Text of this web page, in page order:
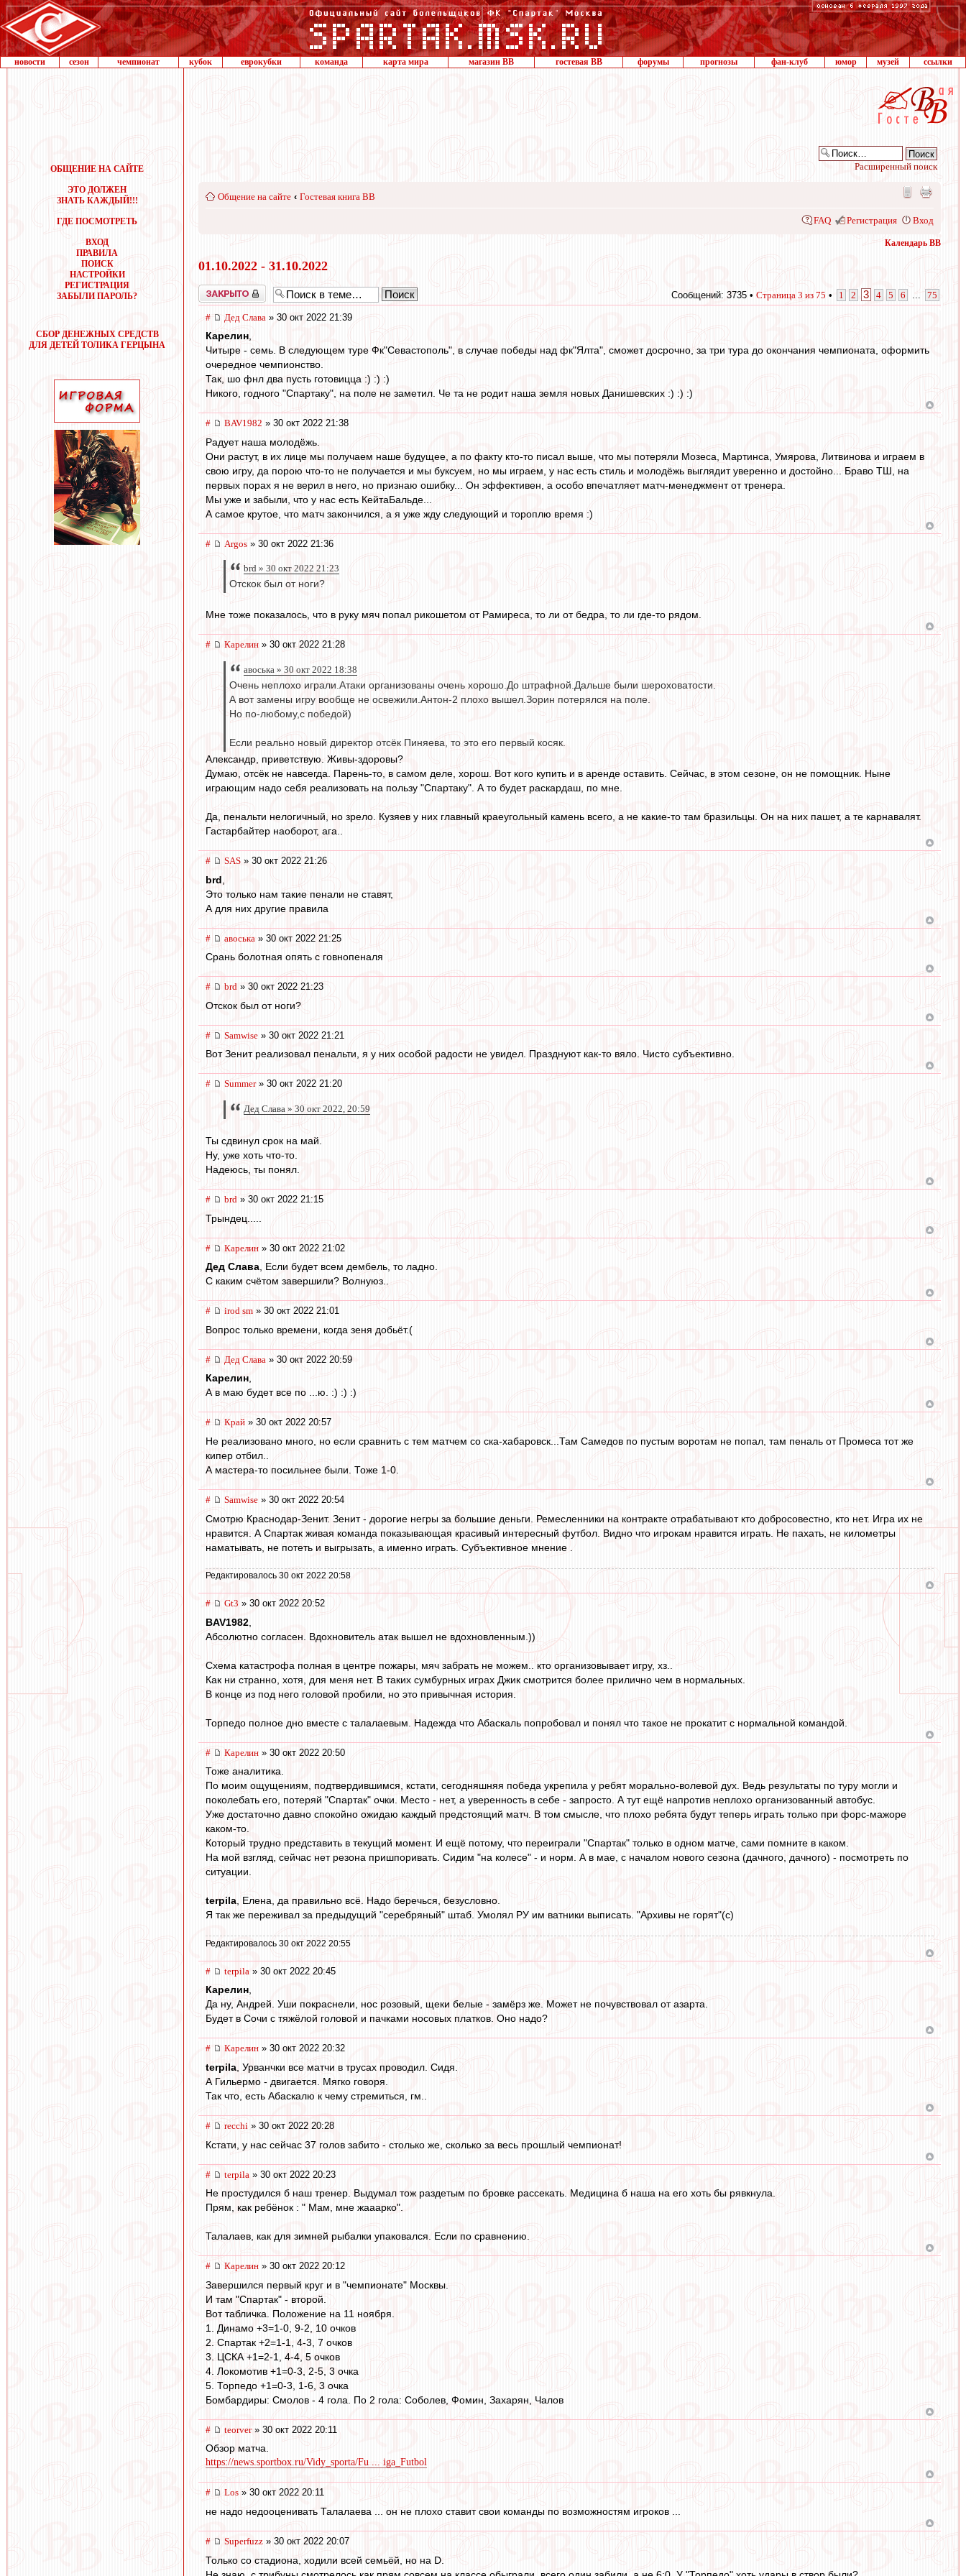
новости сезон чемпионат кубок еврокубки команда карта мира магазин ВВ гостевая ВВ форумы прогнозы фан-клуб юмор музей ссылки
ОБЩЕНИЕ НА САЙТЕ
ЭТО ДОЛЖЕН
ЗНАТЬ КАЖДЫЙ!!!
ГДЕ ПОСМОТРЕТЬ
ВХОД
ПРАВИЛА
ПОИСК
НАСТРОЙКИ
РЕГИСТРАЦИЯ
ЗАБЫЛИ ПАРОЛЬ?
СБОР ДЕНЕЖНЫХ СРЕДСТВ
ДЛЯ ДЕТЕЙ ТОЛИКА ГЕРЦЫНА
Расширенный поиск
Общение на сайте ‹ Гостевая книга ВВ
FAQ Регистрация Вход
Календарь ВВ
01.10.2022 - 31.10.2022
Закрыто Сообщений: 3735 • Страница 3 из 75 • 1 2 3 4 5 6 75
# Дед Слава » 30 окт 2022 21:39
Карелин,
Читыре - семь. В следующем туре Фк"Севастополь", в случае победы над фк"Ялта", сможет досрочно, за три тура до окончания чемпионата, оформить
очередное чемпионство.
Так, шо фнл два пусть готовицца :) :) :)
Никого, годного "Спартаку", на поле не заметил. Че та не родит наша земля новых Данишевских :) :) :)
# BAV1982 » 30 окт 2022 21:38
Радует наша молодёжь.
Они растут, в их лице мы получаем наше будущее, а по факту кто-то писал выше, что мы потеряли Мозеса, Мартинса, Умярова, Литвинова и играем в
свою игру, да порою что-то не получается и мы буксуем, но мы играем, у нас есть стиль и молодёжь выглядит уверенно и достойно... Браво ТШ, на
первых порах я не верил в него, но признаю ошибку... Он эффективен, а особо впечатляет матч-менеджмент от тренера.
Мы уже и забыли, что у нас есть КейтаБальде...
А самое крутое, что матч закончился, а я уже жду следующий и тороплю время :)
# Argos » 30 окт 2022 21:36
brd » 30 окт 2022 21:23
Отскок был от ноги?
Мне тоже показалось, что в руку мяч попал рикошетом от Рамиреса, то ли от бедра, то ли где-то рядом.
# Карелин » 30 окт 2022 21:28
авоська » 30 окт 2022 18:38
Очень неплохо играли.Атаки организованы очень хорошо.До штрафной.Дальше были шероховатости.
А вот замены игру вообще не освежили.Антон-2 плохо вышел.Зорин потерялся на поле.
Но по-любому,c победой)
Если реально новый директор отсёк Пиняева, то это его первый косяк.
Александр, приветствую. Живы-здоровы?
Думаю, отсёк не навсегда. Парень-то, в самом деле, хорош. Вот кого купить и в аренде оставить. Сейчас, в этом сезоне, он не помощник. Ныне
играющим надо себя реализовать на пользу "Спартаку". А то будет раскардаш, по мне.
Да, пенальти нелогичный, но зрело. Кузяев у них главный краеугольный камень всего, а не какие-то там бразильцы. Он на них пашет, а те карнавалят.
Гастарбайтер наоборот, ага..
# SAS » 30 окт 2022 21:26
brd
Это только нам такие пенали не ставят,
А для них другие правила
# авоська » 30 окт 2022 21:25
Срань болотная опять с говнопеналя
# brd » 30 окт 2022 21:23
Отскок был от ноги?
# Samwise » 30 окт 2022 21:21
Вот Зенит реализовал пенальти, я у них особой радости не увидел. Празднуют как-то вяло. Чисто субъективно.
# Summer» 30 окт 2022 21:20
Дед Слава » 30 окт 2022, 20:59
Ты сдвинул срок на май.
Ну, уже хоть что-то.
Надеюсь, ты понял.
# brd » 30 окт 2022 21:15
Трындец.....
# Карелин » 30 окт 2022 21:02
Дед Слава , Если будет всем дембель, то ладно.
С каким счётом завершили? Волнуюз..
# irod sm » 30 окт 2022 21:01
Вопрос только времени, когда зеня добьёт.(
# Дед Слава » 30 окт 2022 20:59
Карелин,
А в маю будет все по ...ю. :) :) :)
# Край » 30 окт 2022 20:57
Не реализовано много, но если сравнить с тем матчем со ска-хабаровск...Там Самедов по пустым воротам не попал, там пеналь от Промеса тот же
кипер отбил..
А мастера-то посильнее были. Тоже 1-0.
# Samwise » 30 окт 2022 20:54
Смотрю Краснодар-Зенит. Зенит - дорогие негры за большие деньги. Ремесленники на контракте отрабатывают кто добросовестно, кто нет. Игра их не
нравится. А Спартак живая команда показывающая красивый интересный футбол. Видно что игрокам нравится играть. Не пахать, не километры
наматывать, не потеть и выгрызать, а именно играть. Субъективное мнение .
Редактировалось 30 окт 2022 20:58
# Gt3 » 30 окт 2022 20:52
BAV1982
Абсолютно согласен. Вдохновитель атак вышел не вдохновленным.))
Схема катастрофа полная в центре пожары, мяч забрать не можем.. кто организовывает игру, хз..
Как ни странно, хотя, для меня нет. В таких сумбурных играх Джик смотрится более прилично чем в нормальных.
В конце из под него головой пробили, но это привычная история.
Торпедо полное дно вместе с талалаевым. Надежда что Абаскаль попробовал и понял что такое не прокатит с нормальной командой.
# Карелин » 30 окт 2022 20:50
Тоже аналитика.
По моим ощущениям, подтвердившимся, кстати, сегодняшняя победа укрепила у ребят морально-волевой дух. Ведь результаты по туру могли и
поколебать его, потеряй "Спартак" очки. Место - нет, а уверенность в себе - запросто. А тут ещё напротив неплохо организованный автобус.
Уже достаточно давно спокойно ожидаю каждый предстоящий матч. В том смысле, что плохо ребята будут теперь играть только при форс-мажоре
каком-то.
Который трудно представить в текущий момент. И ещё потому, что переиграли "Спартак" только в одном матче, сами помните в каком.
На мой взгляд, сейчас нет резона пришпоривать. Сидим "на колесе" - и норм. А в мае, с началом нового сезона (дачного, дачного) - посмотреть по
ситуации.
terpila, Елена, да правильно всё. Надо беречься, безусловно.
Я так же переживал за предыдущий "серебряный" штаб. Умолял РУ им ватники выписать. "Архивы не горят"(с)
Редактировалось 30 окт 2022 20:55
# terpila » 30 окт 2022 20:45
Карелин,
Да ну, Андрей. Уши покраснели, нос розовый, щеки белые - замёрз же. Может не почувствовал от азарта.
Будет в Сочи с тяжёлой головой и пачками носовых платков. Оно надо?
# Карелин » 30 окт 2022 20:32
terpila , Урванчки все матчи в трусах проводил. Сидя.
А Гильермо - двигается. Мягко говоря.
Так что, есть Абаскалю к чему стремиться, гм..
# recchi » 30 окт 2022 20:28
Кстати, у нас сейчас 37 голов забито - столько же, сколько за весь прошлый чемпионат!
# terpila » 30 окт 2022 20:23
Не простудился б наш тренер. Выдумал тож раздетым по бровке рассекать. Медицина б наша на его хоть бы рявкнула.
Прям, как ребёнок : " Мам, мне жааарко".
Талалаев, как для зимней рыбалки упаковался. Если по сравнению.
# Карелин » 30 окт 2022 20:12
Завершился первый круг и в "чемпионате" Москвы.
И там "Спартак" - второй.
Вот табличка. Положение на 11 ноября.
1. Динамо +3=1-0, 9-2, 10 очков
2. Спартак +2=1-1, 4-3, 7 очков
3. ЦСКА +1=2-1, 4-4, 5 очков
4. Локомотив +1=0-3, 2-5, 3 очка
5. Торпедо +1=0-3, 1-6, 3 очка
Бомбардиры: Смолов - 4 гола. По 2 гола: Соболев, Фомин, Захарян, Чалов
# teorver» 30 окт 2022 20:11
Обзор матча.
https://news.sportbox.ru/Vidy_sporta/Fu ... iga_Futbol
# Los » 30 окт 2022 20:11
не надо недооценивать Талалаева ... он не плохо ставит свои команды по возможностям игроков ...
# Superfuzz » 30 окт 2022 20:07
Только со стадиона, ходили всей семьёй, но на D.